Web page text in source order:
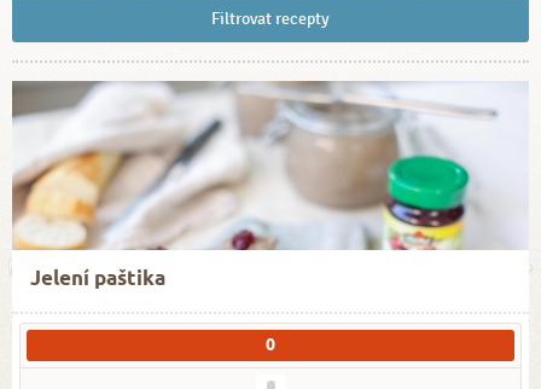
Filtrovat recepty
Jelení paštika
0